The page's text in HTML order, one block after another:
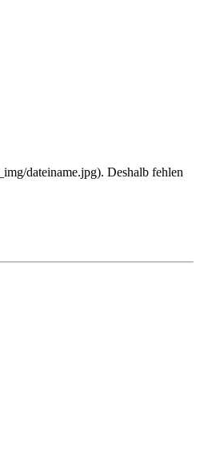
dateiname.jpg). Deshalb fehlen